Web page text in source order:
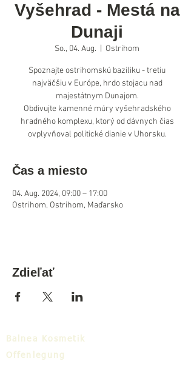
Vyšehrad - Mestá na
Dunaji
So., 04. Aug. Ostrihom
Spoznajte ostrihomskú baziliku - tretiu
najväčšiu v Európe, hrdo stojacu nad
majestátnym Dunajom.
Obdivujte kamenné múry vyšehradského
hradného komplexu, ktorý od dávnych čias
ovplyvňoval politické dianie v Uhorsku.
Čas a miesto
04. Aug. 2024, 09:00 – 17:00
Ostrihom, Ostrihom, Maďarsko
Zdieľať
Balnea Kosmetik
Offenlegung